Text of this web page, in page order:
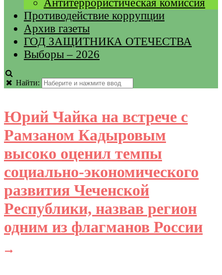
Антитеррористическая комиссия
Противодействие коррупции
Архив газеты
ГОД ЗАЩИТНИКА ОТЕЧЕСТВА
Выборы – 2026
Найти:
Юрий Чайка на встрече с
Рамзаном Кадыровым
высоко оценил темпы
социально-экономического
развития Чеченской
Республики, назвав регион
одним из флагманов России